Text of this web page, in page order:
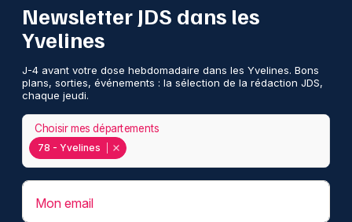
Newsletter JDS dans les
Yvelines
J-4 avant votre dose hebdomadaire dans les Yvelines. Bons
plans, sorties, événements : la sélection de la rédaction JDS,
chaque jeudi.
78 - Yvelines
Choisir mes départements
Mon email